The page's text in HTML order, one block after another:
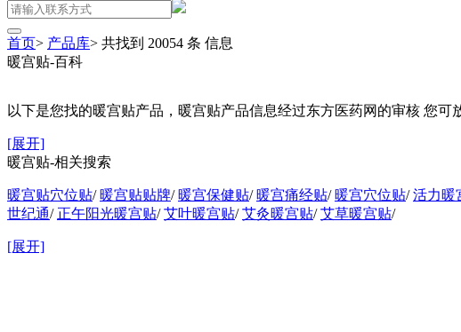
首页> 产品库> 共找到 20054 条 信息
暖宫贴-百科
以下是您找的暖宫贴产品，暖宫贴产品信息经过东方医药网的审核 您可
[展开]
暖宫贴-相关搜索
暖宫贴穴位贴/ 暖宫贴贴牌/ 暖宫保健贴/ 暖宫痛经贴/ 暖宫穴位贴/ 活力暖
世纪通/ 正午阳光暖宫贴/ 艾叶暖宫贴/ 艾灸暖宫贴/ 艾草暖宫贴/
[展开]